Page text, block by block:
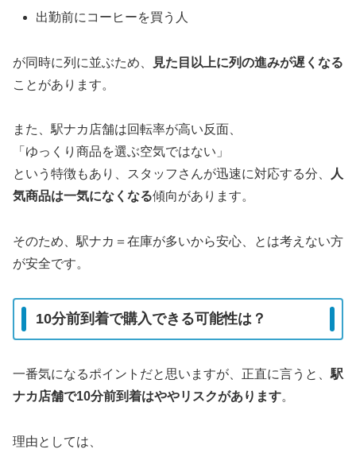
出勤前にコーヒーを買う人
が同時に列に並ぶため、
見た目以上に列の進みが遅くなる
ことがあります。
また、駅ナカ店舗は回転率が高い反面、
「ゆっくり商品を選ぶ空気ではない」
という特徴もあり、スタッフさんが迅速に対応する分、
人
気商品は一気になくなる傾向があります。
そのため、駅ナカ＝在庫が多いから安心、とは考えない方
が安全です。
10分前到着で購入できる可能性は？
一番気になるポイントだと思いますが、正直に言うと、 駅
ナカ店舗で10分前到着はややリスクがあります。
理由としては、